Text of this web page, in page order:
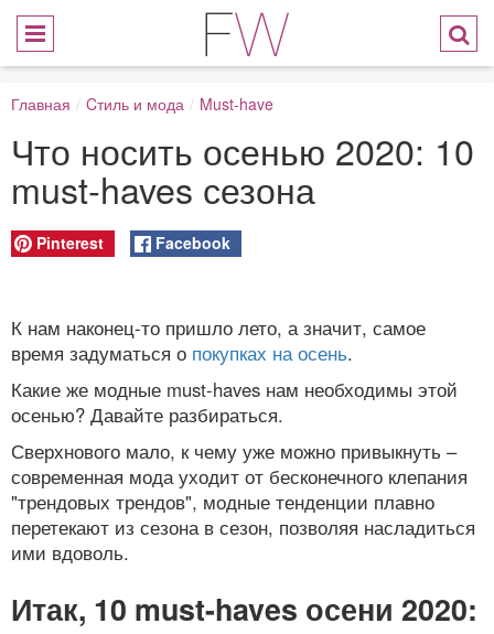
Главная / Cтиль и мода / Must-have
Что носить осенью 2020: 10
must-haves сезона
Pinterest Facebook
К нам наконец-то пришло лето, а значит, самое
время задуматься о покупках на осень.
Какие же модные must-haves нам необходимы этой
осенью? Давайте разбираться.
Сверхнового мало, к чему уже можно привыкнуть –
современная мода уходит от бесконечного клепания
"трендовых трендов", модные тенденции плавно
перетекают из сезона в сезон, позволяя насладиться
ими вдоволь.
Итак, 10 must-haves осени 2020: